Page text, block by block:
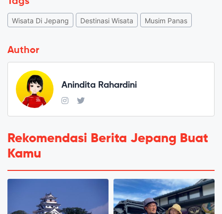
Wisata Di Jepang Destinasi Wisata Musim Panas
Author
Anindita Rahardini
Rekomendasi Berita Jepang Buat
Kamu